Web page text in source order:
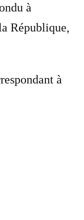
à
République,
à